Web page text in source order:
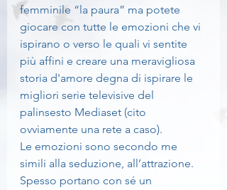
femminile “la paura” ma potete
giocare con tutte le emozioni che vi
ispirano o verso le quali vi sentite
più affini e creare una meravigliosa
storia d'amore degna di ispirare le
migliori serie televisive del
palinsesto Mediaset (cito
ovviamente una rete a caso).
Le emozioni sono secondo me
simili alla seduzione, all’attrazione.
Spesso portano con sé un